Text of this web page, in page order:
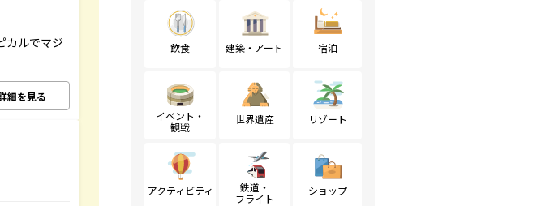
カルでマジ
細を見る
飲食 建築・アート 宿泊
イベント・
観戦
世界遺産 リゾート
アクティビティ
鉄道・
フライト
ショップ